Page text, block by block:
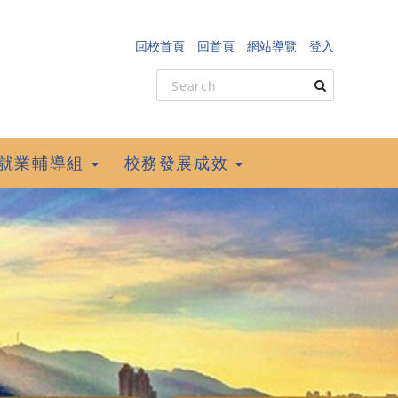
回校首頁 回首頁 網站導覽 登入
業輔導組 校務發展成效